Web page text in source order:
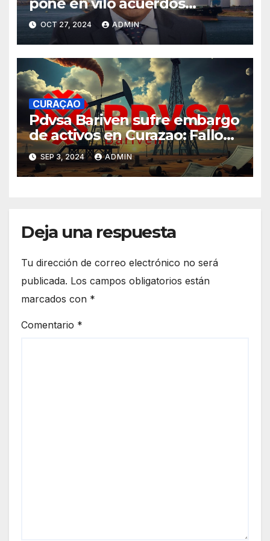
petroleros entre Venezuela y
Curazao
OCT 27, 2024 ADMIN
CURAÇAO
Pdvsa Bariven sufre embargo
de activos en Curazao: Fallo
judicial a favor de Credendo
por incumplimiento de pago
SEP 3, 2024 ADMIN
Deja una respuesta
Tu dirección de correo electrónico no será
publicada. Los campos obligatorios están
marcados con *
Comentario *